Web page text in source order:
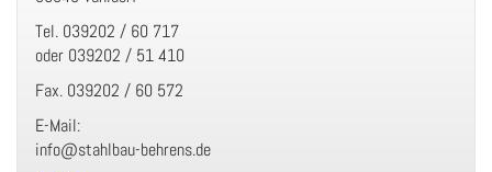
Tel. 039202 / 60 717
oder 039202 / 51 410
Fax. 039202 / 60 572
E-Mail:
info@stahlbau-behrens.de